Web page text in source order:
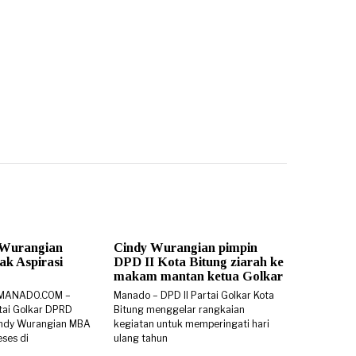
Aspirasi
–
Golkar DPRD
Wurangian MBA
di
Cindy Wurangian pimpin
DPD II Kota Bitung ziarah ke
makam mantan ketua Golkar
Manado – DPD II Partai Golkar Kota
Bitung menggelar rangkaian
kegiatan untuk memperingati hari
ulang tahun